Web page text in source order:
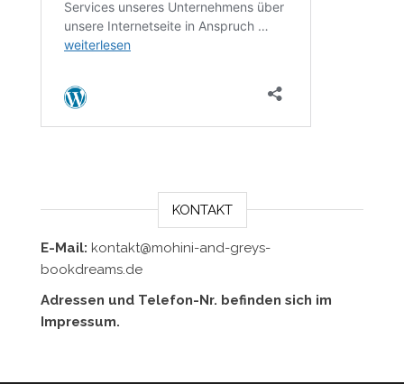
KONTAKT
E-Mail: kontakt@mohini-and-greys-
bookdreams.de
Adressen und Telefon-Nr. befinden sich im
Impressum.